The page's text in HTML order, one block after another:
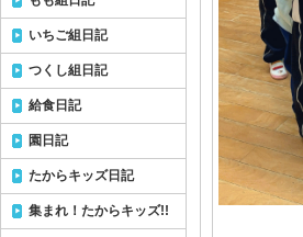
いちご組日記
つくし組日記
給食日記
園日記
たからキッズ日記
集まれ！たからキッズ!!